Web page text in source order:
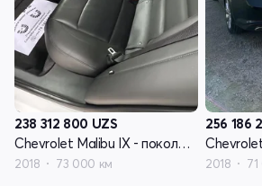
238 312 800 UZS
Chevrolet Malibu IX - поколение рестайлинг
2018 73 000 км
256 186
2018